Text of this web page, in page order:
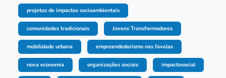
projetos de impactos socioambientais
comunidades tradicionais Jovens Transformadores
mobilidade urbana empreendedorismo nas favelas
nova economia organizações sociais impactosocial